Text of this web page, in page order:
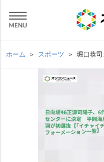
ホーム スポーツ 堀口恭